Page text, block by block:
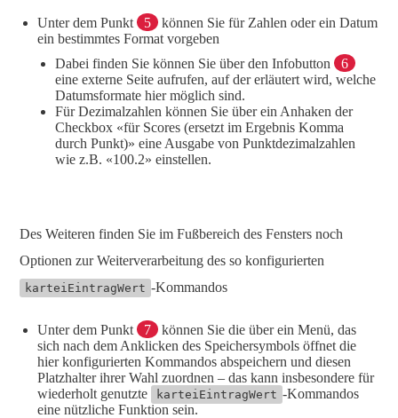
Unter dem Punkt 5
können Sie für Zahlen oder ein Datum
ein bestimmtes Format vorgeben
Dabei finden Sie können Sie über den Infobutton
6
eine externe Seite aufrufen, auf der erläutert wird, welche
Datumsformate hier möglich sind.
Für Dezimalzahlen können Sie über ein Anhaken der
Checkbox «für Scores (ersetzt im Ergebnis Komma
durch Punkt)» eine Ausgabe von Punktdezimalzahlen
wie z.B. «100.2» einstellen.
Des Weiteren finden Sie im Fußbereich des Fensters noch
Optionen zur Weiterverarbeitung des so konfigurierten
karteiEintragWert -Kommandos
Unter dem Punkt 7
können Sie die über ein Menü, das
sich nach dem Anklicken des Speichersymbols öffnet die
hier konfigurierten Kommandos abspeichern und diesen
Platzhalter ihrer Wahl zuordnen – das kann insbesondere für
wiederholt genutzte
karteiEintragWert -Kommandos
eine nützliche Funktion sein.